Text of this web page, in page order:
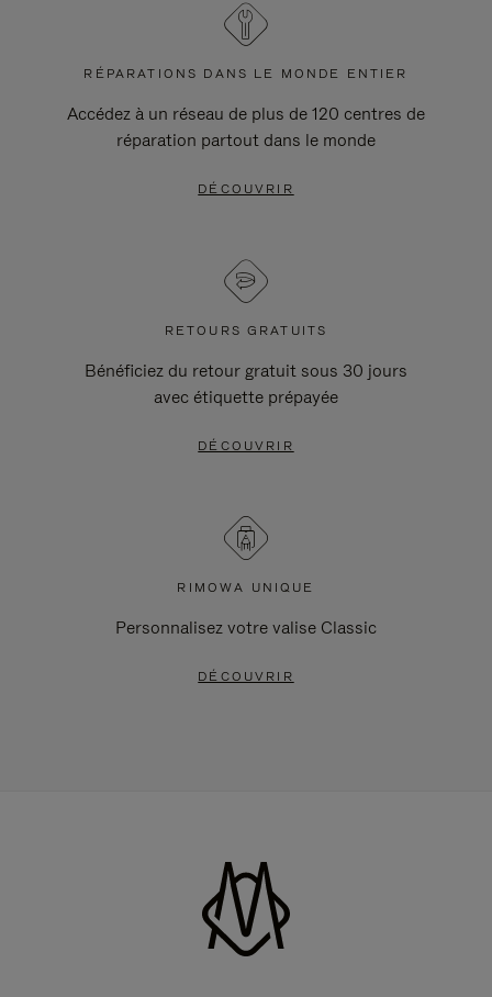
RÉPARATIONS DANS LE MONDE ENTIER
Accédez à un réseau de plus de 120 centres de
réparation partout dans le monde
DÉCOUVRIR
RETOURS GRATUITS
Bénéficiez du retour gratuit sous 30 jours
avec étiquette prépayée
DÉCOUVRIR
RIMOWA UNIQUE
Personnalisez votre valise Classic
DÉCOUVRIR